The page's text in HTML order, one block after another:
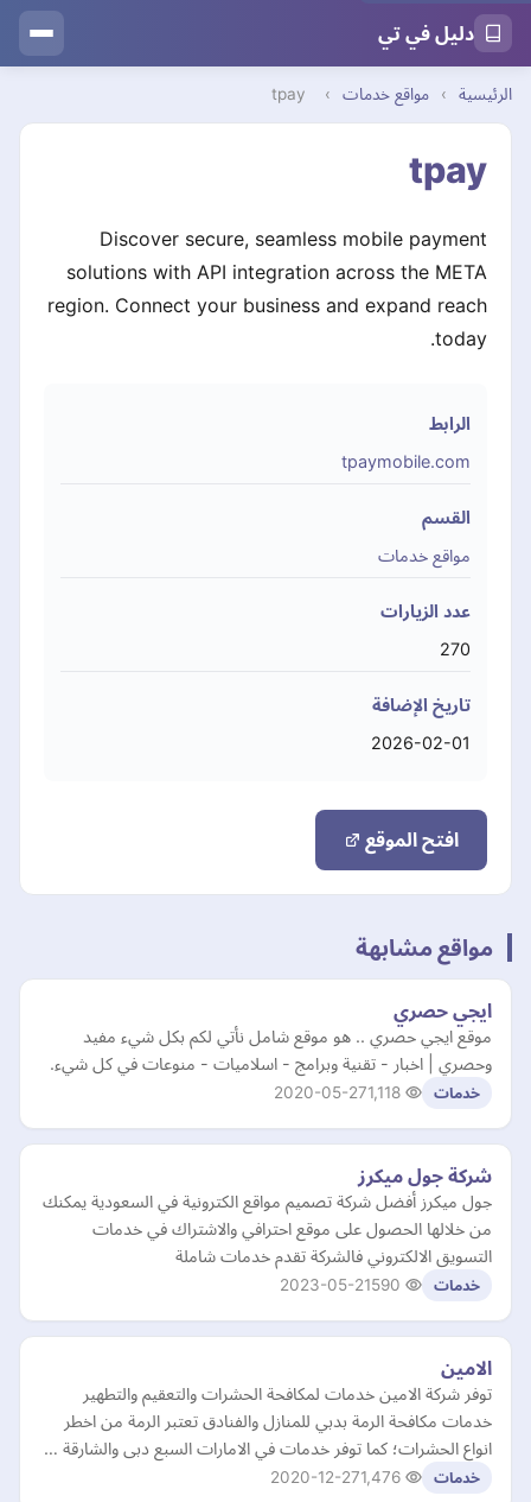
دليل في تي
الرئيسية › مواقع خدمات ›
tpay
tpay
Discover secure, seamless mobile payment
solutions with API integration across the META
region. Connect your business and expand reach
today.
الرابط
tpaymobile.com
القسم
مواقع خدمات
عدد الزيارات
270
تاريخ الإضافة
2026-02-01
افتح الموقع
مواقع مشابهة
ايجي حصري
موقع ايجي حصري .. هو موقع شامل نأتي لكم بكل شيء مفيد
وحصري | اخبار - تقنية وبرامج - اسلاميات - منوعات في كل شيء.
خدمات 2020-05-27
شركة جول ميكرز
جول ميكرز أفضل شركة تصميم مواقع الكترونية في السعودية يمكنك
من خلالها الحصول على موقع احترافي والاشتراك في خدمات
التسويق الالكتروني فالشركة تقدم خدمات شاملة
خدمات 2023-05-21
الامين
توفر شركة الامين خدمات لمكافحة الحشرات والتعقيم والتطهير
خدمات مكافحة الرمة بدبي للمنازل والفنادق تعتبر الرمة من اخطر
انواع الحشرات؛ كما توفر خدمات في الامارات السبع دبى والشارقة …
خدمات 2020-12-27